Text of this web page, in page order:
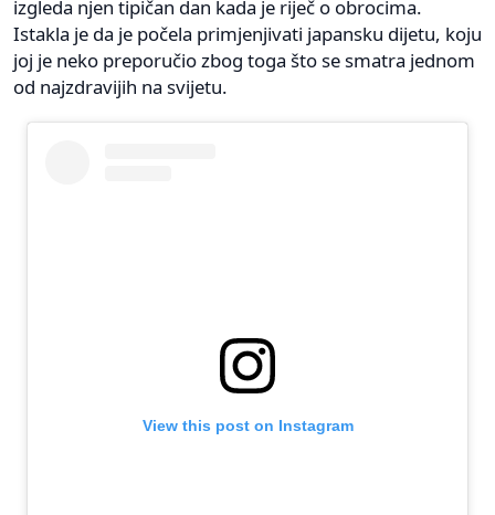
izgleda njen tipičan dan kada je riječ o obrocima.
Istakla je da je počela primjenjivati japansku dijetu, koju
joj je neko preporučio zbog toga što se smatra jednom
od najzdravijih na svijetu.
View this post on Instagram